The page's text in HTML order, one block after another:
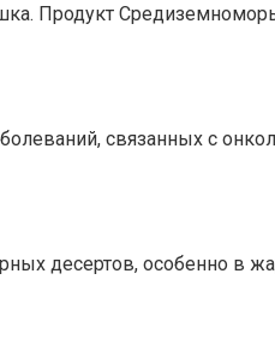
Продукт
связанных с
десертов, особенно в